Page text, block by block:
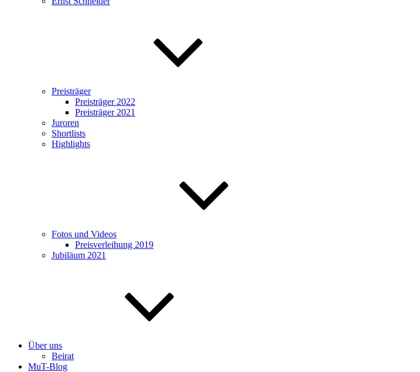
Preisträger
Preisträger 2022
Preisträger 2021
Juroren
Shortlists
Highlights
Fotos und Videos
Preisverleihung 2019
Jubiläum 2021
Über uns
Beirat
MuT-Blog